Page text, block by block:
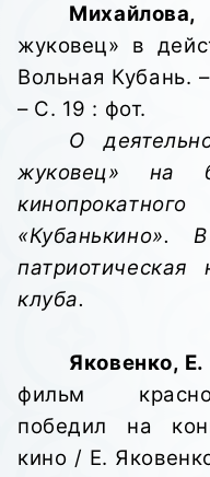
жуковец» в
Вольная Кубань.
– С. 19 : фот.
О
жуковец» на
«Кубанькино».
патриотическая
клуба.
Яковенко, Е.
фильм
победил на
кино / Е.